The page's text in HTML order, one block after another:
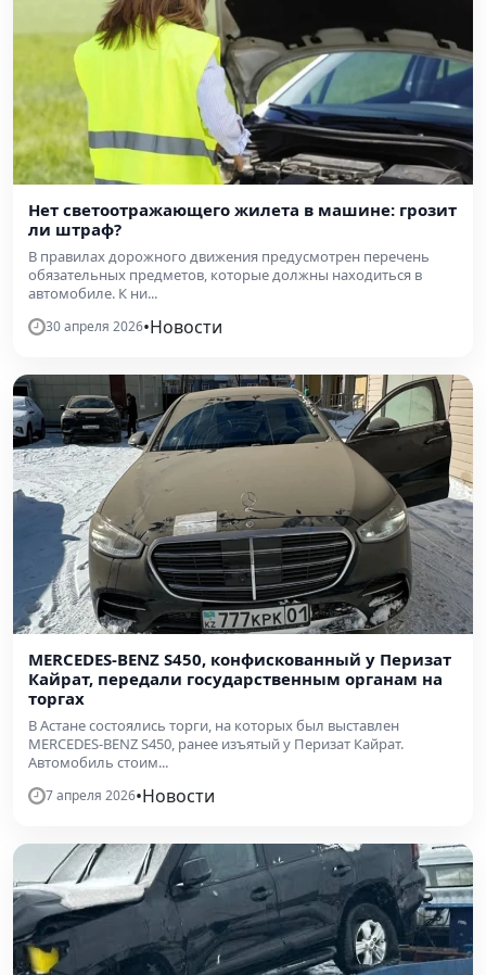
Нет светоотражающего жилета в машине: грозит
ли штраф?
В правилах дорожного движения предусмотрен перечень
обязательных предметов, которые должны находиться в
автомобиле. К ни...
30 апреля 2026•Новости
MERCEDES-BENZ S450, конфискованный у Перизат
Кайрат, передали государственным органам на
торгах
В Астане состоялись торги, на которых был выставлен
MERCEDES-BENZ S450, ранее изъятый у Перизат Кайрат.
Автомобиль стоим...
7 апреля 2026•Новости